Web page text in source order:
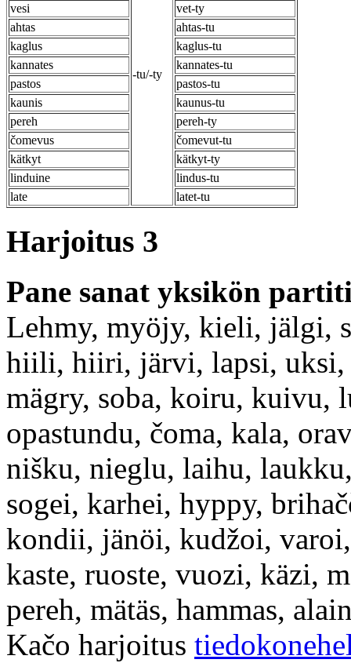
-tu/-ty
vesi
vet-ty
ahtas
ahtas-tu
kaglus
kaglus-tu
kannates
kannates-tu
pastos
pastos-tu
kaunis
kaunus-tu
pereh
pereh-ty
čomevus
čomevut-tu
kätkyt
kätkyt-ty
linduine
lindus-tu
late
latet-tu
Harjoitus 3
Pane sanat yksikön
Lehmy, myöjy, kieli, jälgi,
hiili, hiiri, järvi, lapsi, uksi,
mägry, soba, koiru, kuivu,
opastundu, čoma, kala,
nišku, nieglu, laihu,
sogei, karhei, hyppy,
kondii, jänöi, kudžoi,
kaste, ruoste, vuozi, käzi,
pereh, mätäs, hammas,
Kačo harjoitus